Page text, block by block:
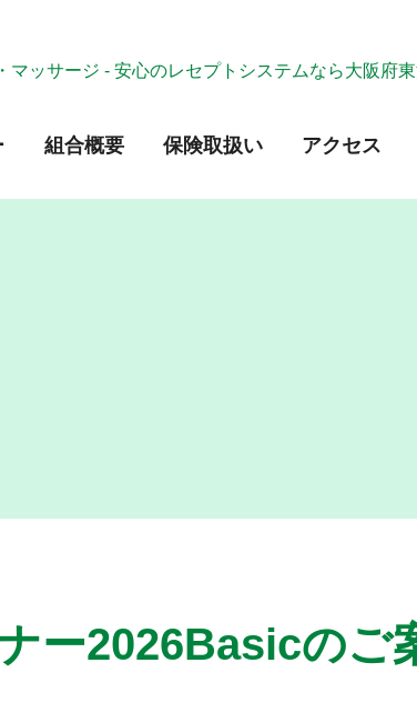
マッサージ - 安心のレセプトシステムなら大阪府
組合概要 保険取扱い アクセス
ー2026Basicのご